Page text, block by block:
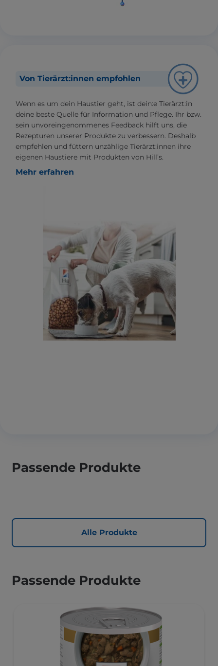
Von Tierärzt:innen empfohlen
Wenn es um dein Haustier geht, ist dein:e Tierärzt:in
deine beste Quelle für Information und Pflege. Ihr bzw.
sein unvoreingenommenes Feedback hilft uns, die
Rezepturen unserer Produkte zu verbessern. Deshalb
empfehlen und füttern unzählige Tierärzt:innen ihre
eigenen Haustiere mit Produkten von Hill’s.
Mehr erfahren
Passende Produkte
Alle Produkte
Passende Produkte